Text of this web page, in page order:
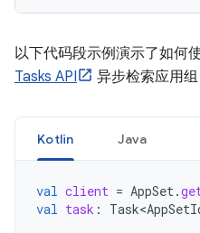
以下代码段示例演示了如何
Tasks API
异步检索应用组
Kotlin Java
val client = AppSet.
val task :